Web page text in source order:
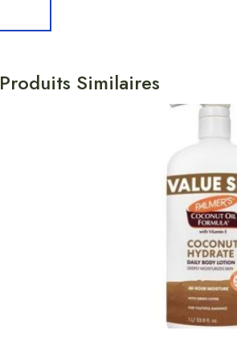
Produits Similaires